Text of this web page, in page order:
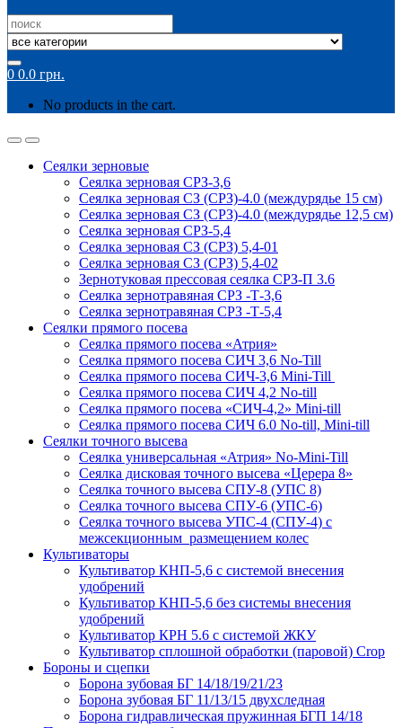
Search
for:
0 0.0 грн.
No products in the cart.
Сеялки зерновые
Сеялка зерновая СРЗ-3,6
Сеялка зерновая СЗ (СРЗ)-4.0 (междурядье 15 см)
Сеялка зерновая СЗ (СРЗ)-4.0 (междурядье 12,5 см)
Сеялка зерновая СРЗ-5,4
Сеялка зерновая СЗ (СРЗ) 5,4-01
Сеялка зерновая СЗ (СРЗ) 5,4-02
Зернотуковая прессовая сеялка СРЗ-П 3.6
Сеялка зернотравяная СРЗ -Т-3,6
Сеялка зернотравяная СРЗ -Т-5,4
Сеялки прямого посева
Сеялка прямого посева «Атрия»
Сеялка прямого посева СИЧ 3,6 No-Till
Сеялка прямого посева СИЧ-3,6 Mini-Till
Сеялка прямого посева СИЧ 4,2 No-till
Сеялка прямого посева «СИЧ-4,2» Mini-till
Сеялка прямого посева СИЧ 6.0 No-till, Mini-till
Сеялки точного высева
Сеялка универсальная «Атрия» No-Mini-Till
Сеялка дисковая точного высева «Церера 8»
Сеялка точного высева СПУ-8 (УПС 8)
Сеялка точного высева СПУ-6 (УПС-6)
Сеялка точного высева УПС-4 (СПУ-4) с
межсекционным размещением колес
Культиваторы
Культиватор КНП-5,6 с системой внесения
удобрений
Культиватор КНП-5,6 без системы внесения
удобрений
Культиватор КРН 5.6 с системой ЖКУ
Культиватор сплошной обработки (паровой) Crop
Бороны и сцепки
Борона зубовая БГ 14/18/19/21/23
Борона зубовая БГ 11/13/15 двухследная
Борона гидравлическая пружинная БГП 14/18